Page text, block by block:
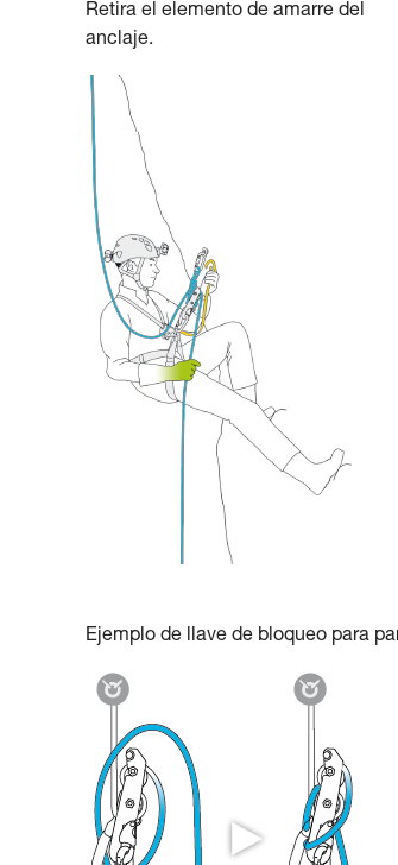
Retira el elemento de amarre del
anclaje.
Ejemplo de llave de bloqueo para